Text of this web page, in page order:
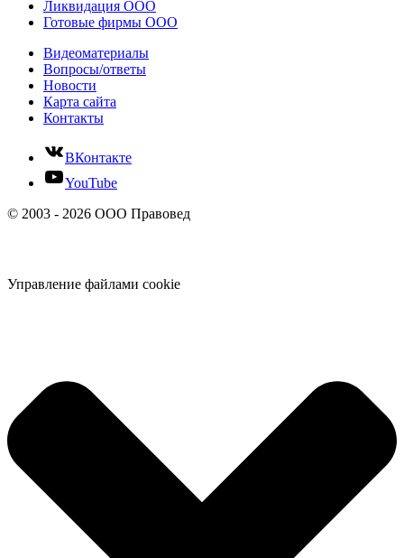
Ликвидация ООО
Готовые фирмы ООО
Видеоматериалы
Вопросы/ответы
Новости
Карта сайта
Контакты
ВКонтакте
YouTube
© 2003 - 2026 ООО Правовед
Управление файлами cookie